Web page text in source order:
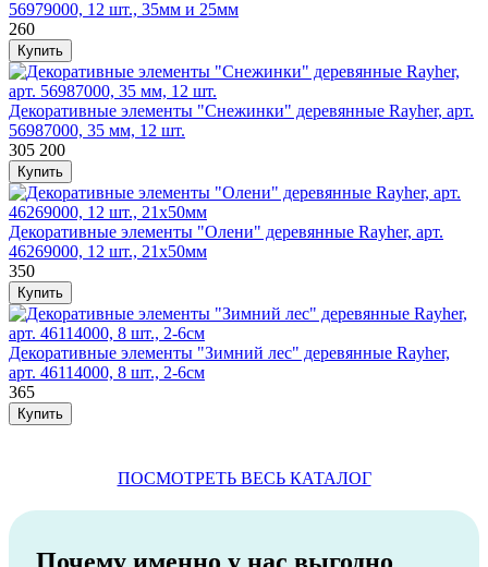
56979000, 12 шт., 35мм и 25мм
260
Декоративные элементы "Снежинки" деревянные Rayher, арт.
56987000, 35 мм, 12 шт.
305 200
Декоративные элементы "Олени" деревянные Rayher, арт.
46269000, 12 шт., 21х50мм
350
Декоративные элементы "Зимний лес" деревянные Rayher,
арт. 46114000, 8 шт., 2-6см
365
ПОСМОТРЕТЬ ВЕСЬ КАТАЛОГ
Почему именно у нас выгодно